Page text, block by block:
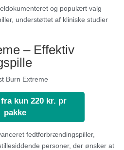
og populært valg
understøttet af kliniske studier
– Effektiv
kun 220 kr. pr
pakke
fedtforbrændingspiller,
personer, der ønsker at